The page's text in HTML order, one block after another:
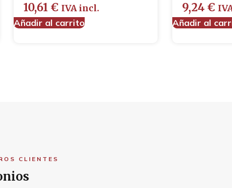
10,61 € IVA incl.
Añadir al carrito
9,24 €
Añadir al
CLIENTES